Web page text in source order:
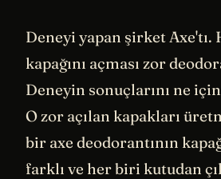
Deneyi yapan şirket Axe'tı.
kapağını açması zor
Deneyin sonuçlarını ne
O zor açılan kapakları
bir axe deodorantının
farklı ve her biri kutudan